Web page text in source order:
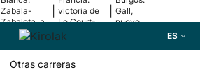
Zabala-
Zabaleta, a
la final
victoria de
Le Court-
Pienaar
Gall,
nuevo
ES
Otras carreras